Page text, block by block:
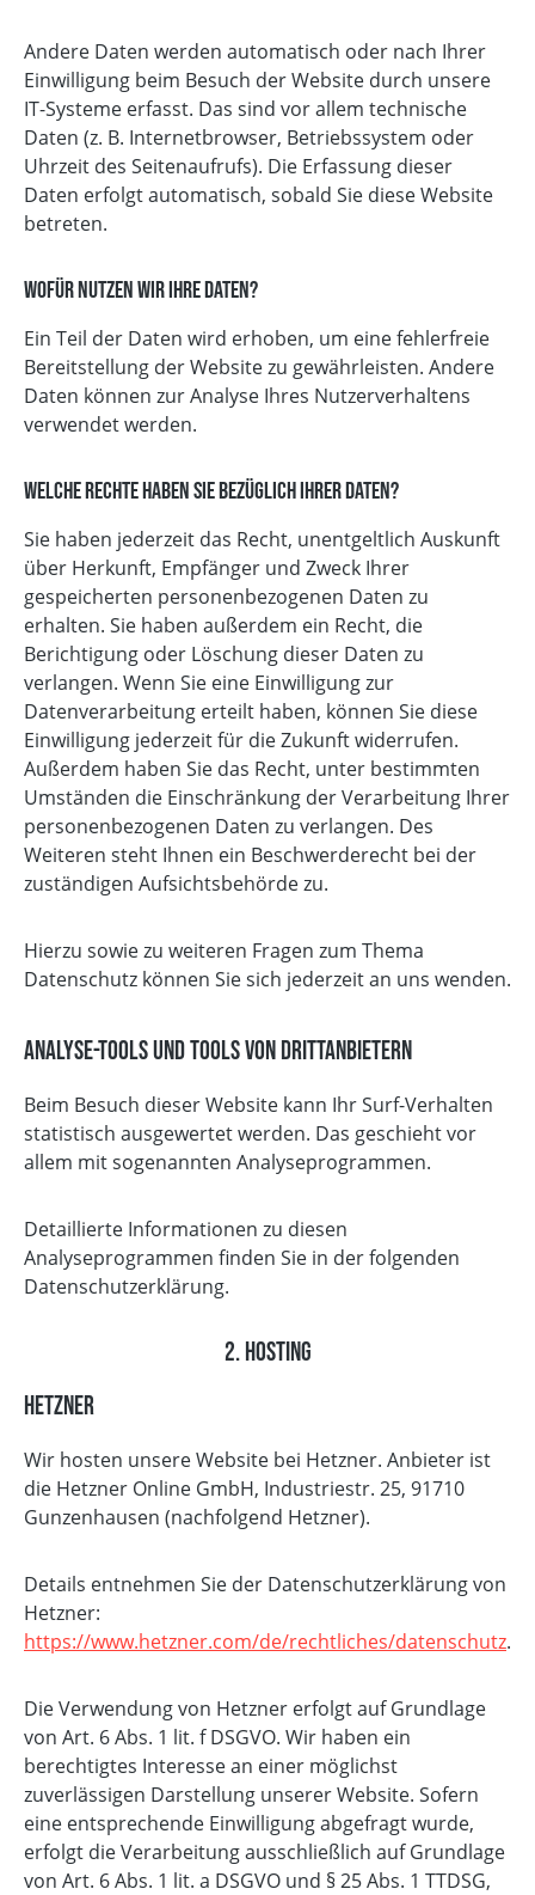
Andere Daten werden automatisch oder nach Ihrer
Einwilligung beim Besuch der Website durch unsere
IT-Systeme erfasst. Das sind vor allem technische
Daten (z. B. Internetbrowser, Betriebssystem oder
Uhrzeit des Seitenaufrufs). Die Erfassung dieser
Daten erfolgt automatisch, sobald Sie diese Website
betreten.
Wofür nutzen wir Ihre Daten?
Ein Teil der Daten wird erhoben, um eine fehlerfreie
Bereitstellung der Website zu gewährleisten. Andere
Daten können zur Analyse Ihres Nutzerverhaltens
verwendet werden.
Welche Rechte haben Sie bezüglich Ihrer Daten?
Sie haben jederzeit das Recht, unentgeltlich Auskunft
über Herkunft, Empfänger und Zweck Ihrer
gespeicherten personenbezogenen Daten zu
erhalten. Sie haben außerdem ein Recht, die
Berichtigung oder Löschung dieser Daten zu
verlangen. Wenn Sie eine Einwilligung zur
Datenverarbeitung erteilt haben, können Sie diese
Einwilligung jederzeit für die Zukunft widerrufen.
Außerdem haben Sie das Recht, unter bestimmten
Umständen die Einschränkung der Verarbeitung Ihrer
personenbezogenen Daten zu verlangen. Des
Weiteren steht Ihnen ein Beschwerderecht bei der
zuständigen Aufsichtsbehörde zu.
Hierzu sowie zu weiteren Fragen zum Thema
Datenschutz können Sie sich jederzeit an uns wenden.
Analyse-Tools und Tools von Dritt­anbietern
Beim Besuch dieser Website kann Ihr Surf-Verhalten
statistisch ausgewertet werden. Das geschieht vor
allem mit sogenannten Analyseprogrammen.
Detaillierte Informationen zu diesen
Analyseprogrammen finden Sie in der folgenden
Datenschutzerklärung.
2. Hosting
Hetzner
Wir hosten unsere Website bei Hetzner. Anbieter ist
die Hetzner Online GmbH, Industriestr. 25, 91710
Gunzenhausen (nachfolgend Hetzner).
Details entnehmen Sie der Datenschutzerklärung von
Hetzner:
https://www.hetzner.com/de/rechtliches/datenschutz.
Die Verwendung von Hetzner erfolgt auf Grundlage
von Art. 6 Abs. 1 lit. f DSGVO. Wir haben ein
berechtigtes Interesse an einer möglichst
zuverlässigen Darstellung unserer Website. Sofern
eine entsprechende Einwilligung abgefragt wurde,
erfolgt die Verarbeitung ausschließlich auf Grundlage
von Art. 6 Abs. 1 lit. a DSGVO und § 25 Abs. 1 TTDSG,